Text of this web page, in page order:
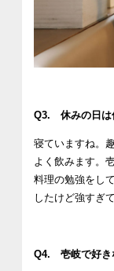
Q3. 休みの日は
寝ていますね。
よく飲みます。
料理の勉強をし
したけど強すぎ
Q4. 壱岐で好き